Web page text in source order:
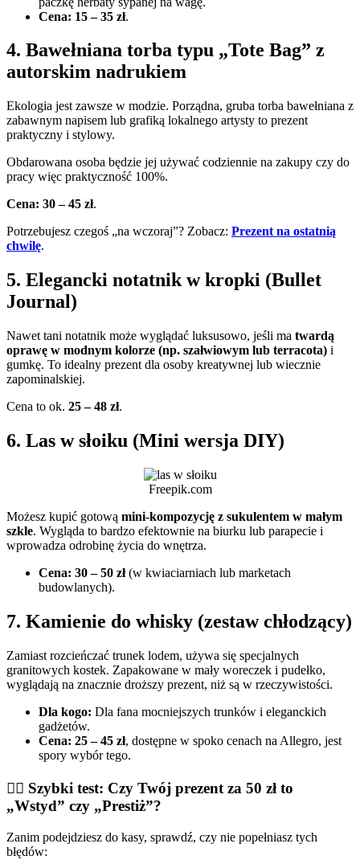
Cena: 15 – 35 zł.
4. Bawełniana torba typu „Tote Bag” z
autorskim nadrukiem
Ekologia jest zawsze w modzie. Porządna, gruba torba bawełniana z
zabawnym napisem lub grafiką lokalnego artysty to prezent
praktyczny i stylowy.
Obdarowana osoba będzie jej używać codziennie na zakupy czy do
pracy więc praktyczność 100%.
Cena: 30 – 45 zł.
Potrzebujesz czegoś „na wczoraj”? Zobacz: Prezent na ostatnią
chwilę.
5. Elegancki notatnik w kropki (Bullet
Journal)
Nawet tani notatnik może wyglądać luksusowo, jeśli ma twardą
oprawę w modnym kolorze (np. szałwiowym lub terracota) i
gumkę. To idealny prezent dla osoby kreatywnej lub wiecznie
zapominalskiej.
Cena to ok. 25 – 48 zł.
6. Las w słoiku (Mini wersja DIY)
Freepik.com
Możesz kupić gotową mini-kompozycję z sukulentem w małym
szkle. Wygląda to bardzo efektownie na biurku lub parapecie i
wprowadza odrobinę życia do wnętrza.
Cena: 30 – 50 zł(w kwiaciarniach lub marketach
budowlanych).
7. Kamienie do whisky (zestaw chłodzący)
Zamiast rozcieńczać trunek lodem, używa się specjalnych
granitowych kostek. Zapakowane w mały woreczek i pudełko,
wyglądają na znacznie droższy prezent, niż są w rzeczywistości.
Dla kogo: Dla fana mocniejszych trunków i eleganckich
gadżetów.
Cena: 25 – 45 zł, dostępne w spoko cenach na Allegro, jest
spory wybór tego.
🕵️‍♂️ Szybki test: Czy Twój prezent za 50 zł to
„Wstyd” czy „Prestiż”?
Zanim podejdziesz do kasy, sprawdź, czy nie popełniasz tych
błędów: